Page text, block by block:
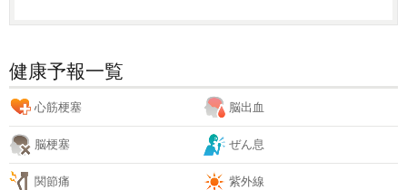
健康予報一覧
心筋梗塞 脳出血
脳梗塞 ぜん息
関節痛 紫外線